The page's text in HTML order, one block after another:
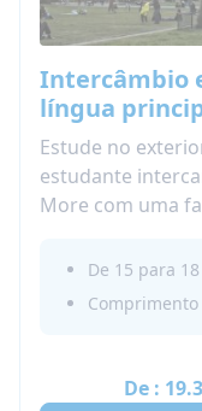
Intercâmbio
língua
Estude no
estudante
More com uma
Frequente um
inglês na área
de descobrir
De 15 para
De :